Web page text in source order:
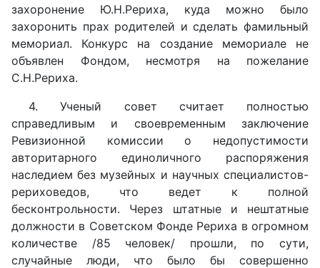
захоронение Ю.Н.Рериха, куда можно было
захоронить прах родителей и сделать фамильный
мемориал. Конкурс на создание мемориале не
объявлен Фондом, несмотря на пожелание
С.Н.Рериха.
4. Ученый совет считает полностью
справедливым и своевременным заключение
Ревизионной комиссии о недопустимости
авторитарного единоличного распоряжения
наследием без музейных и научных специалистов-
рериховедов, что ведет к полной
бесконтрольности. Через штатные и нештатные
должности в Советском Фонде Рериха в огромном
количестве /85 человек/ прошли, по сути,
случайные люди, что было бы совершенно